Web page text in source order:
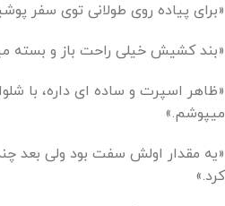
«برای پیاده‌ روی طولانی توی سفر
«بند کشیش خیلی راحت باز و بسته
«ظاهر اسپرت و ساده‌ ای داره، با
میپوشم.»
«یه مقدار اولش سفت بود ولی بعد چند
کرد.»